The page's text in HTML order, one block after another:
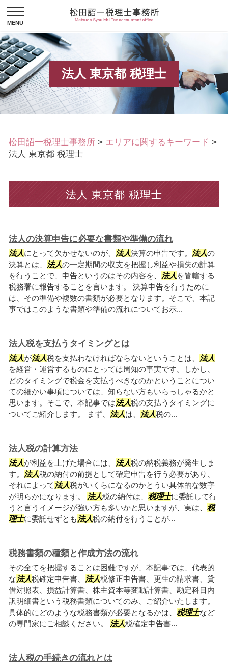
法人 東京都 税理士
松田詔一税理士事務所 > エリアに関するキーワード >
法人 東京都 税理士
法人 東京都 税理士
法人の決算申告に必要な書類や準備の流れ
法人にとって欠かせないのが、 法人決算の申告です。 法人の
決算とは、 法人の一定期間の収支を把握し利益や損失の計算
を行うことで、申告というのはその内容を、 法人を管轄する
税務署に報告することを言います。 決算申告を行うために
は、その準備や複数の書類が必要となります。そこで、本記
事ではこのような書類や準備の流れについてお示...
法人税を支払うタイミングとは
法人が法人税を支払わなければならないということは、
法人
を経営・運営するものにとっては周知の事実です。しかし、
どのタイミングで税金を支払うべきなのかということについ
ての細かい事項については、知らない方もいらっしゃるかと
思います。そこで、本記事では法人税の支払うタイミングに
ついてご紹介します。 まず、
法人は、 法人税の...
法人税の計算方法
法人が利益を上げた場合には、 法人税の納税義務が発生しま
す。
法人税の納付の前提として確定申告を行う必要があり、
それによって 法人税がいくらになるのかとうい具体的な数字
が明らかになります。
法人税の納付は、 税理士に委託して行
うと言うイメージが強い方も多いかと思いますが、実は、 税
理士に委託せずとも 法人税の納付を行うことが...
税務書類の種類と作成方法の流れ
その全てを把握することは困難ですが、本記事では、代表的
な法人税確定申告書、 法人税修正申告書、更生の請求書、貸
借対照表、損益計算書、株主資本等変動計算書、勘定科目内
訳明細書という税務書類についてのみ、ご紹介いたします。
具体的にどのような税務書類が必要となるかは、 税理士など
の専門家にご相談ください。
法人税確定申告書...
法人税の手続きの流れとは